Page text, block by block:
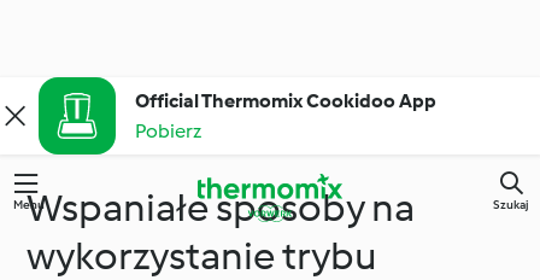
Official Thermomix Cookidoo App
Pobierz
Menu Szukaj
Wspaniałe sposoby na
wykorzystanie trybu